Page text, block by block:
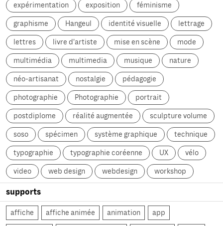
expérimentation exposition féminisme
graphisme Hangeul identité visuelle lettrage
lettres livre d'artiste mise en scène mode
multimédia multimedia musique nature
néo-artisanat nostalgie pédagogie
photographie Photographie portrait
postdiplome réalité augmentée sculpture volume
soso spécimen système graphique technique
typographie typographie coréenne UX vélo
video web design webdesign workshop
supports
affiche affiche animée animation app